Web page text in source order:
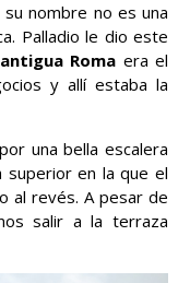
nombre no es una
Palladio le dio este
Roma era el
y allí estaba la
una bella escalera
superior en la que el
al revés. A pesar de
salir a la terraza